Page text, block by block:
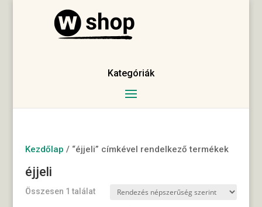
Kategóriák
Kezdőlap / “éjjeli” címkével rendelkező termékek
éjjeli
Összesen 1 találat